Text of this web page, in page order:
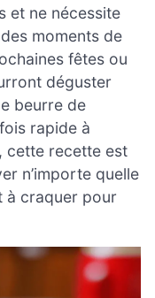
et ne nécessite
moments de
fêtes ou
déguster
beurre de
rapide à
cette recette est
n’importe quelle
à craquer pour